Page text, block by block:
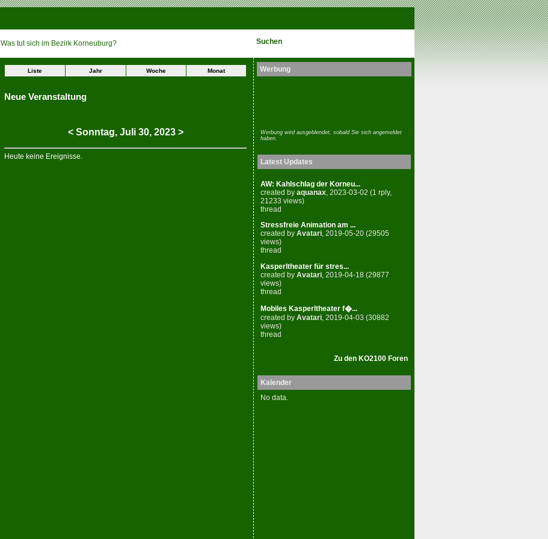
Was tut sich im Bezirk Korneuburg? Suchen
Liste Jahr Woche Monat
Neue Veranstaltung
<Sonntag, Juli 30, 2023 >
Heute keine Ereignisse.
Werbung
Werbung wird ausgeblendet, sobald Sie sich angemeldet
haben.
Latest Updates
AW: Kahlschlag der Korneu...
created by aquanax, 2023-03-02 (1 rply,
21233 views)
thread
Stressfreie Animation am ...
created by Avatari, 2019-05-20 (29505
views)
thread
Kasperltheater für stres...
created by Avatari , 2019-04-18 (29877
views)
thread
Mobiles Kasperltheater f�...
created by Avatari , 2019-04-03 (30882
views)
thread
Zu den KO2100 Foren
Kalender
No data.